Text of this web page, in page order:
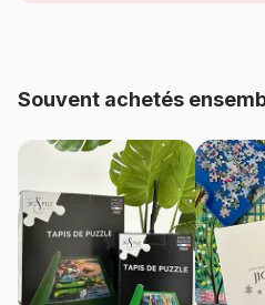
Provenance
EAN
Nombre de pièces
Souvent achetés